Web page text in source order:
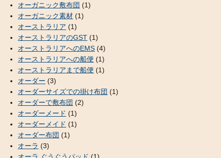
オーガニック敷布団 (1)
オーガニック素材 (1)
オーストラリア (1)
オーストラリアのGST (1)
オーストラリアへのEMS (4)
オーストラリアへの船便 (1)
オーストラリアまで船便 (1)
オーダー (3)
オーダーサイズでの掛け布団 (1)
オーダーで敷布団 (2)
オーダーメード (1)
オーダーメイド (1)
オーダー布団 (1)
オーラ (3)
オーラ ぐうぐうパッド (1)